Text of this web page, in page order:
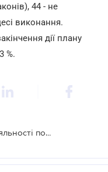
44 - не
виконання.
дії плану
%.
План дерегуляції господарської діяльності поки виконано на третину